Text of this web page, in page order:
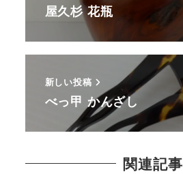
屋久杉 花瓶
新しい投稿
べっ甲 かんざし
関連記事